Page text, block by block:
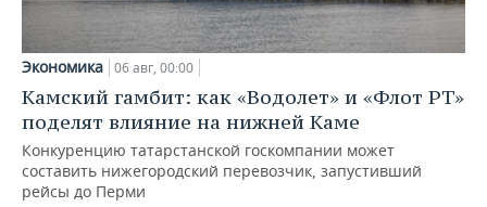
Экономика 06 авг, 00:00
Камский гамбит: как «Водолет» и «Флот РТ»
поделят влияние на нижней Каме
Конкуренцию татарстанской госкомпании может
составить нижегородский перевозчик, запустивший
рейсы до Перми